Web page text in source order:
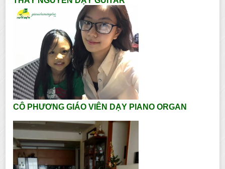
CÔ PHƯƠNG GIÁO VIÊN DẠY PIANO ORGAN